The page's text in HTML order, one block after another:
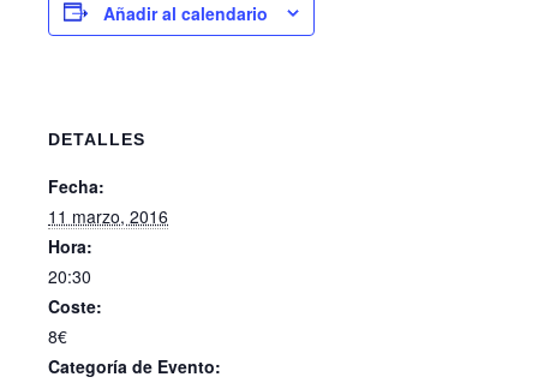
Añadir al calendario
DETALLES
Fecha:
11 marzo, 2016
Hora:
20:30
Coste:
8€
Categoría de Evento: